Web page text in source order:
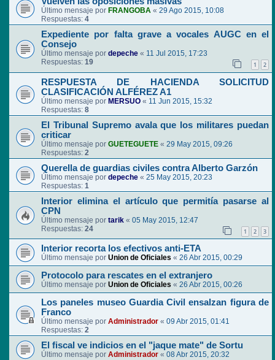
Último mensaje por FRANGOBA « 29 Ago 2015, 10:08
Respuestas: 4
Expediente por falta grave a vocales AUGC en el
Consejo
Último mensaje por depeche « 11 Jul 2015, 17:23
Respuestas: 19 1 2
RESPUESTA DE HACIENDA SOLICITUD
CLASIFICACIÓN ALFÉREZ A1
Último mensaje por MERSUO « 11 Jun 2015, 15:32
Respuestas: 8
El Tribunal Supremo avala que los militares puedan
criticar
Último mensaje por GUETEGUETE « 29 May 2015, 09:26
Respuestas: 2
Querella de guardias civiles contra Alberto Garzón
Último mensaje por depeche « 25 May 2015, 20:23
Respuestas: 1
Interior elimina el artículo que permitía pasarse al
CPN
Último mensaje por tarik « 05 May 2015, 12:47
Respuestas: 24 1 2 3
Interior recorta los efectivos anti-ETA
Último mensaje por Union de Oficiales « 26 Abr 2015, 00:29
Protocolo para rescates en el extranjero
Último mensaje por Union de Oficiales « 26 Abr 2015, 00:26
Los paneles museo Guardia Civil ensalzan figura de
Franco
Último mensaje por Administrador « 09 Abr 2015, 01:41
Respuestas: 2
El fiscal ve indicios en el "jaque mate" de Sortu
Último mensaje por Administrador « 08 Abr 2015, 20:32